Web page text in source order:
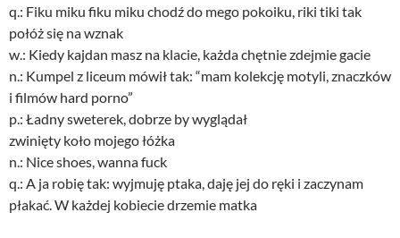
q.: Fiku miku fiku miku chodź do mego pokoiku, riki tiki tak
połóż się na wznak
w.: Kiedy kajdan masz na klacie, każda chętnie zdejmie gacie
n.: Kumpel z liceum mówił tak: “mam kolekcję motyli, znaczków
i filmów hard porno”
p.: Ładny sweterek, dobrze by wyglądał
zwinięty koło mojego łóżka
n.: Nice shoes, wanna fuck
q.: A ja robię tak: wyjmuję ptaka, daję jej do ręki i zaczynam
płakać. W każdej kobiecie drzemie matka